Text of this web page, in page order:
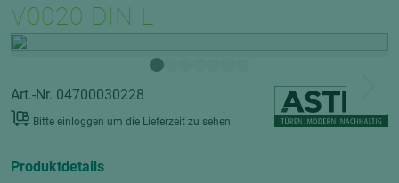
V0020 DIN L
Art.-Nr. 04700030228
Bitte einloggen um die Lieferzeit zu sehen.
Produktdetails